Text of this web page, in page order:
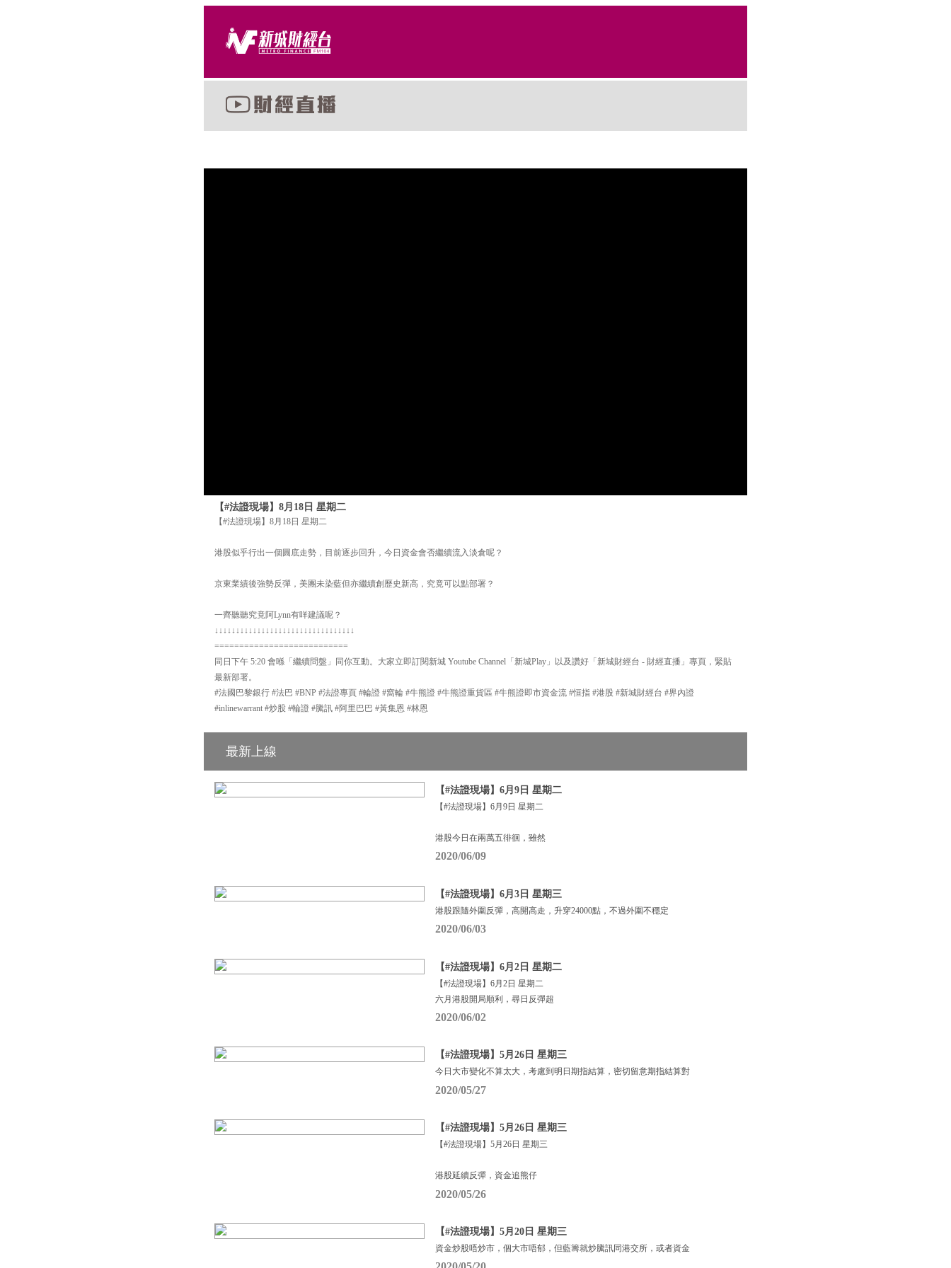
【#法證現場】8月18日 星期二
【#法證現場】8月18日 星期二
港股似乎行出一個圓底走勢，目前逐步回升，今日資金會否繼續流入淡倉呢？
京東業績後強勢反彈，美團未染藍但亦繼續創歷史新高，究竟可以點部署？
一齊聽聽究竟阿Lynn有咩建議呢？
↓↓↓↓↓↓↓↓↓↓↓↓↓↓↓↓↓↓↓↓↓↓↓↓↓↓↓↓↓↓↓↓↓
===========================
同日下午 5:20 會喺「繼續問盤」同你互動。大家立即訂閱新城 Youtube Channel「新城Play」以及讚好「新城財經台 - 財經直播」專頁，緊貼
最新部署。
#法國巴黎銀行 #法巴 #BNP #法證專頁 #輪證 #窩輪 #牛熊證 #牛熊證重貨區 #牛熊證即市資金流 #恒指 #港股 #新城財經台 #界內證
#inlinewarrant #炒股 #輪證 #騰訊 #阿里巴巴 #黃集恩 #林恩
最新上線
【#法證現場】6月9日 星期二
【#法證現場】6月9日 星期二
港股今日在兩萬五徘徊，雖然
2020/06/09
【#法證現場】6月3日 星期三
港股跟隨外圍反彈，高開高走，升穿24000點，不過外圍不穩定
2020/06/03
【#法證現場】6月2日 星期二
【#法證現場】6月2日 星期二
六月港股開局順利，尋日反彈超
2020/06/02
【#法證現場】5月26日 星期三
今日大市變化不算太大，考慮到明日期指結算，密切留意期指結算對
2020/05/27
【#法證現場】5月26日 星期三
【#法證現場】5月26日 星期三
港股延續反彈，資金追熊仔
2020/05/26
【#法證現場】5月20日 星期三
資金炒股唔炒市，個大市唔郁，但藍籌就炒騰訊同港交所，或者資金